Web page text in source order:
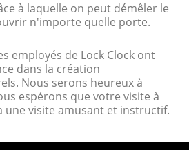
à laquelle on peut démêler le
n'importe quelle porte.
employés de Lock Clock ont
dans la création
Nous serons heureux à
espérons que votre visite à
une visite amusant et instructif.